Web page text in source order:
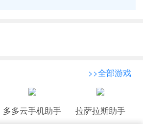
>>全部游戏
多多云手机助手 拉萨拉斯助手